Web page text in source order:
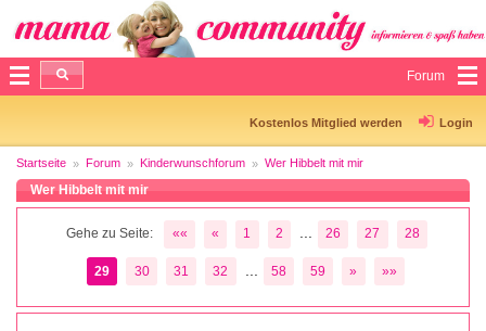
Forum
Kostenlos Mitglied werden Login
Startseite Forum Kinderwunschforum Wer Hibbelt mit mir
Wer Hibbelt mit mir
Gehe zu Seite: «« « 1 2 26 27 28
29 30 31 32 58 59 » »»